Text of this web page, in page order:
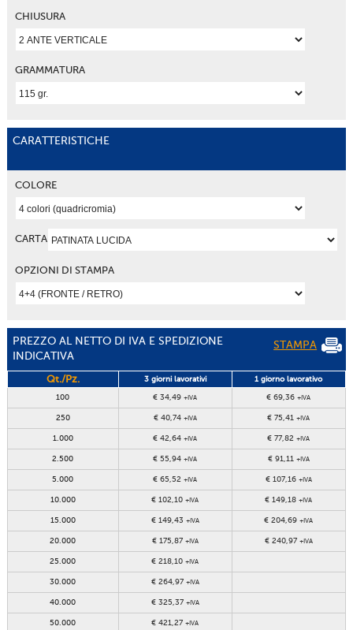
CHIUSURA
GRAMMATURA
CARATTERISTICHE
COLORE
CARTA
OPZIONI DI STAMPA
PREZZO AL NETTO DI IVA E SPEDIZIONE
INDICATIVA
STAMPA
Qt./Pz. 3 giorni lavorativi 1 giorno lavorativo
100 € 34,49+IVA € 69,36+IVA
250 € 40,74 +IVA € 75,41+IVA
1.000 € 42,64+IVA € 77,82+IVA
2.500 € 55,94+IVA € 91,11 +IVA
5.000 € 65,52+IVA € 107,16 +IVA
10.000 € 102,10+IVA € 149,18+IVA
15.000 € 149,43 +IVA € 204,69+IVA
20.000 € 175,87 +IVA € 240,97 +IVA
25.000 € 218,10+IVA
30.000 € 264,97 +IVA
40.000 € 325,37 +IVA
50.000 € 421,27+IVA